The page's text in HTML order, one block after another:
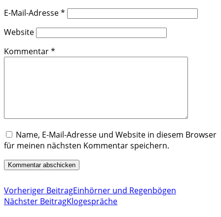
E-Mail-Adresse*
Website
Kommentar*
Name, E-Mail-Adresse und Website in diesem Browser
für meinen nächsten Kommentar speichern.
Vorheriger BeitragEinhörner und Regenbögen
Nächster BeitragKlogespräche